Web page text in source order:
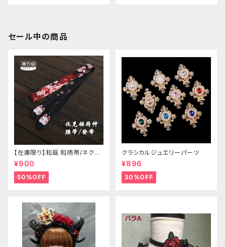
セール中の商品
【在庫限り】和風 和柄帯/ネクタ
イ/リボン（狐面/金魚
¥900
50%OFF
クラシカルジュエリーパーツ
¥896
30%OFF